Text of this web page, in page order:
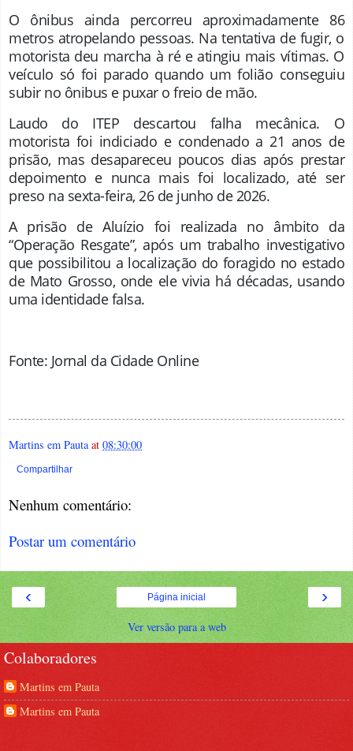
O ônibus ainda percorreu aproximadamente 86
metros atropelando pessoas. Na tentativa de fugir, o
motorista deu marcha à ré e atingiu mais vítimas. O
veículo só foi parado quando um folião conseguiu
subir no ônibus e puxar o freio de mão.
Laudo do ITEP descartou falha mecânica. O
motorista foi indiciado e condenado a 21 anos de
prisão, mas desapareceu poucos dias após prestar
depoimento e nunca mais foi localizado, até ser
preso na sexta-feira, 26 de junho de 2026.
A prisão de Aluízio foi realizada no âmbito da
“Operação Resgate”, após um trabalho investigativo
que possibilitou a localização do foragido no estado
de Mato Grosso, onde ele vivia há décadas, usando
uma identidade falsa.
Fonte: Jornal da Cidade Online
Martins em Pauta at 08:30:00
Compartilhar
Nenhum comentário:
Postar um comentário
‹ ›
Página inicial
Ver versão para a web
Colaboradores
Martins em Pauta
Martins em Pauta